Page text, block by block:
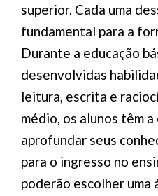
superior. Cada uma
fundamental para a
Durante a educação
desenvolvidas
leitura, escrita e
médio, os alunos têm
aprofundar seus
para o ingresso no
poderão escolher uma